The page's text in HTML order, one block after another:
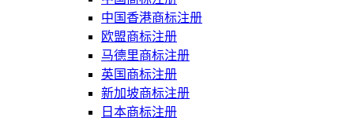
中国香港商标注册
欧盟商标注册
马德里商标注册
英国商标注册
新加坡商标注册
日本商标注册